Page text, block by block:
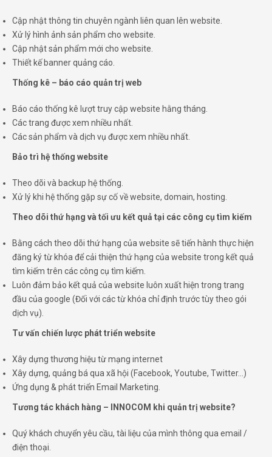
Cập nhật thông tin chuyên ngành liên quan lên website.
Xử lý hình ảnh sản phẩm cho website.
Cập nhật sản phẩm mới cho website.
Thiết kế banner quảng cáo.
Thống kê – báo cáo quản trị web
Báo cáo thống kê lượt truy cập website hằng tháng.
Các trang được xem nhiều nhất.
Các sản phẩm và dịch vụ được xem nhiều nhất.
Bảo trì hệ thống website
Theo dõi và backup hệ thống.
Xử lý khi hệ thống gặp sự cố về website, domain, hosting.
Theo dõi thứ hạng và tối ưu kết quả tại các công cụ tìm kiếm
Bằng cách theo dõi thứ hạng của website sẽ tiến hành thực hiện
đăng ký từ khóa để cải thiện thứ hạng của website trong kết quả
tìm kiếm trên các công cụ tìm kiếm.
Luôn đảm bảo kết quả của website luôn xuất hiện trong trang
đầu của google (Đối với các từ khóa chỉ định trước tùy theo gói
dịch vụ).
Tư vấn chiến lược phát triển website
Xây dựng thương hiệu từ mạng internet
Xây dựng, quảng bá qua xã hội (Facebook, Youtube, Twitter…)
Ứng dụng & phát triển Email Marketing.
Tương tác khách hàng – INNOCOM khi quản trị website?
Quý khách chuyển yêu cầu, tài liệu của mình thông qua email /
điện thoại.